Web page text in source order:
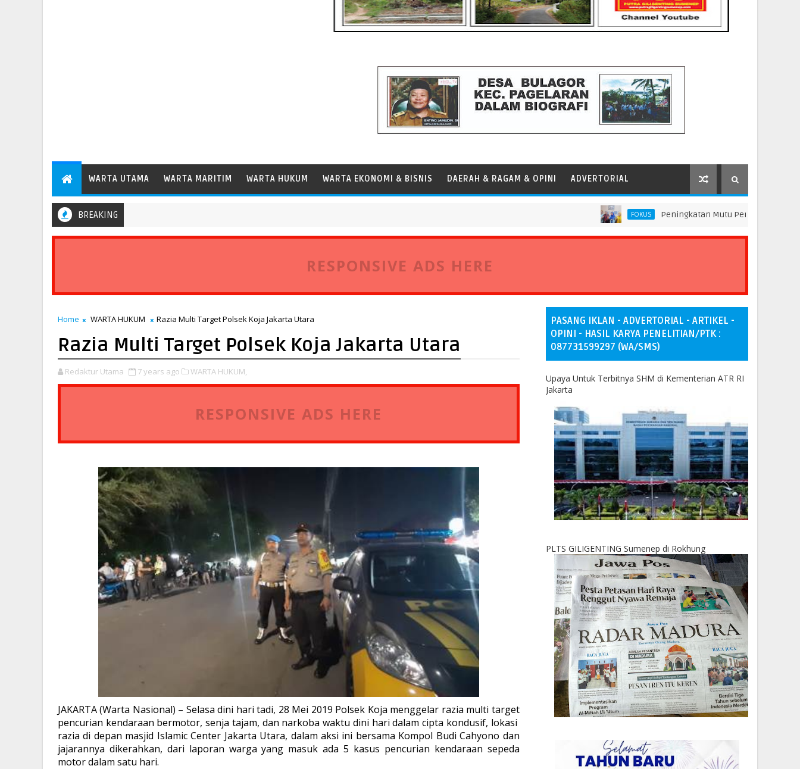
WARTA UTAMA WARTA MARITIM WARTA HUKUM WARTA EKONOMI & BISNIS DAERAH & RAGAM & OPINI ADVERTORIAL
BREAKING FOKUS Peningkatan Mutu Pendidikan di SMP Darus
Regional 2 Bengkulu Catat Pertumbuhan Arus Barang 35,6 Persen, Perkuat Peran Pelabuhan bagi Perekonomian Daerah
RESPONSIVE ADS HERE
Home WARTA HUKUM Razia Multi Target Polsek Koja Jakarta Utara
Razia Multi Target Polsek Koja Jakarta Utara
Redaktur Utama 7 years ago WARTA HUKUM,
RESPONSIVE ADS HERE
JAKARTA (Warta Nasional) – Selasa dini hari tadi, 28 Mei 2019 Polsek Koja menggelar razia multi target
pencurian kendaraan bermotor, senja tajam, dan narkoba waktu dini hari dalam cipta kondusif, lokasi
razia di depan masjid Islamic Center Jakarta Utara, dalam aksi ini bersama Kompol Budi Cahyono dan
jajarannya dikerahkan, dari laporan warga yang masuk ada 5 kasus pencurian kendaraan sepeda
motor dalam satu hari.
PASANG IKLAN - ADVERTORIAL - ARTIKEL -
OPINI - HASIL KARYA PENELITIAN/PTK :
087731599297 (WA/SMS)
Upaya Untuk Terbitnya SHM di Kementerian ATR RI
Jakarta
PLTS GILIGENTING Sumenep di Rokhung